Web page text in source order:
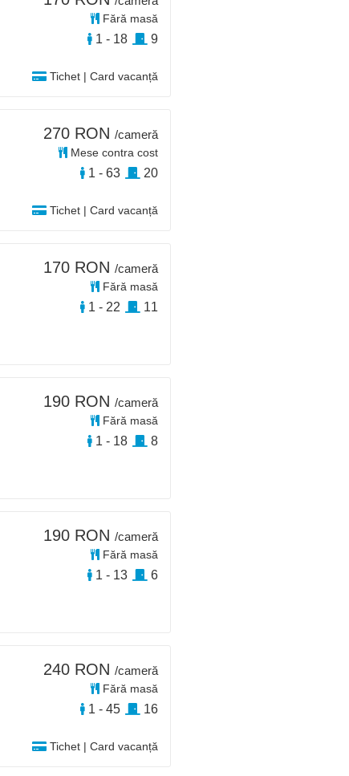
Tichet | Card vacanță
Fără masă
1 - 18 9
Tichet | Card vacanță
270 RON /cameră
Mese contra cost
1 - 63 20
170 RON /cameră
Fără masă
1 - 22 11
190 RON /cameră
Fără masă
1 - 18 8
190 RON /cameră
Fără masă
1 - 13 6
Tichet | Card vacanță
240 RON /cameră
Fără masă
1 - 45 16